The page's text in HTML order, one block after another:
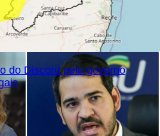
do Discord pelo governo